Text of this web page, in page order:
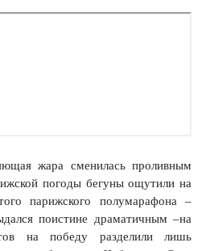
жара сменилась проливным
погоды бегуны ощутили на
парижского полумарафона –
поистине драматичным –на
на победу разделили лишь